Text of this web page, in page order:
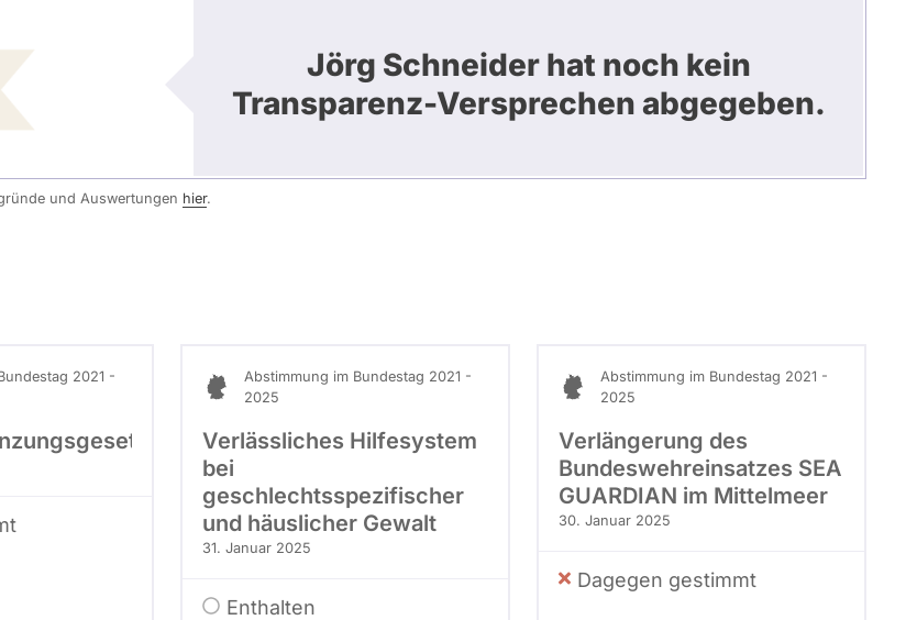
Jörg Schneider hat noch kein
Transparenz-Versprechen abgegeben.
und Auswertungen hier.
2021 -
Abstimmung im Bundestag 2021 -
2025
Verlässliches Hilfesystem
bei
geschlechtsspezifischer
und häuslicher Gewalt
31. Januar 2025
Enthalten
Abstimmung im Bundestag 2021 -
2025
Verlängerung des
Bundeswehreinsatzes SEA
GUARDIAN im Mittelmeer
30. Januar 2025
Dagegen gestimmt